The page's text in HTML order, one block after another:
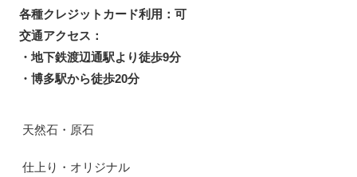
各種クレジットカード利用：可
交通アクセス：
・地下鉄渡辺通駅より徒歩9分
・博多駅から徒歩20分
天然石・原石
仕上り・オリジナル